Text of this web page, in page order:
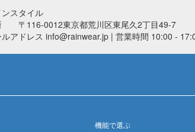
ンスタイル
〒116-0012東京都荒川区東尾久2丁目49-7
ルアドレス info@rainwear.jp | 営業時間 10:00 -
機能で選ぶ